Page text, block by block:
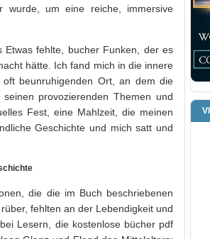
wurde, um eine reiche, immersive
Etwas fehlte, bucher Funken, der es
hätte. Ich fand mich in die innere
beunruhigenden Ort, an dem die
provozierenden Themen und
Fest, eine Mahlzeit, die meinen
Geschichte und mich satt und
die die im Buch beschriebenen
fehlten an der Lebendigkeit und
Lesern, die kostenlose bücher pdf